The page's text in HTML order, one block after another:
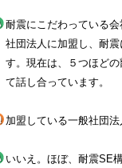
耐震にこだわっている
社団法人に加盟し、耐
す。現在は、５つほど
て話し合っています。
加盟している一般社団
いいえ。ほぼ、耐震SE